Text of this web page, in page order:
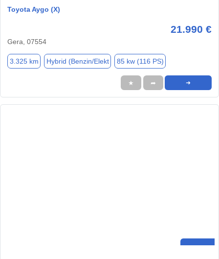
Toyota Aygo (X)
21.990 €
Gera, 07554
3.325 km Hybrid (Benzin/Elekt 85 kw (116 PS)
★ ➦ ➜